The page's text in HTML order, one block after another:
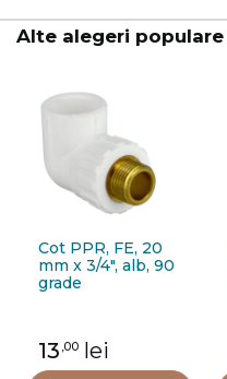
Alte alegeri populare
Cot PPR, FE, 20
mm x 3/4", alb, 90
grade
13 ,00 lei